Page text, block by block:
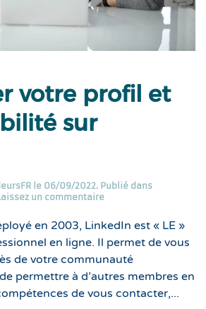
votre profil et
sur
le 06/09/2022. Publié dans
un commentaire
en 2003, LinkedIn est « LE »
en ligne. Il permet de vous
de votre communauté
permettre à d’autres membres en
de vous contacter,...